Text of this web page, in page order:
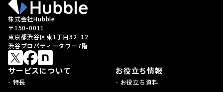
株式会社Hubble
〒150-0011
東京都渋谷区東1丁目32−12
渋谷プロパティータワー7階
サービスについて
- 特長
お役立ち情報
- お役立ち資料